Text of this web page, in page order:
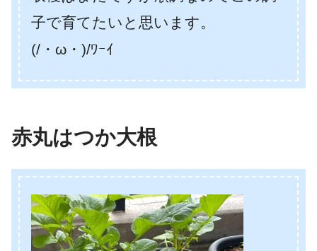
子で育てたいと思います。
(/・ω・)/ﾜｰｲ
赤丸はつか大根